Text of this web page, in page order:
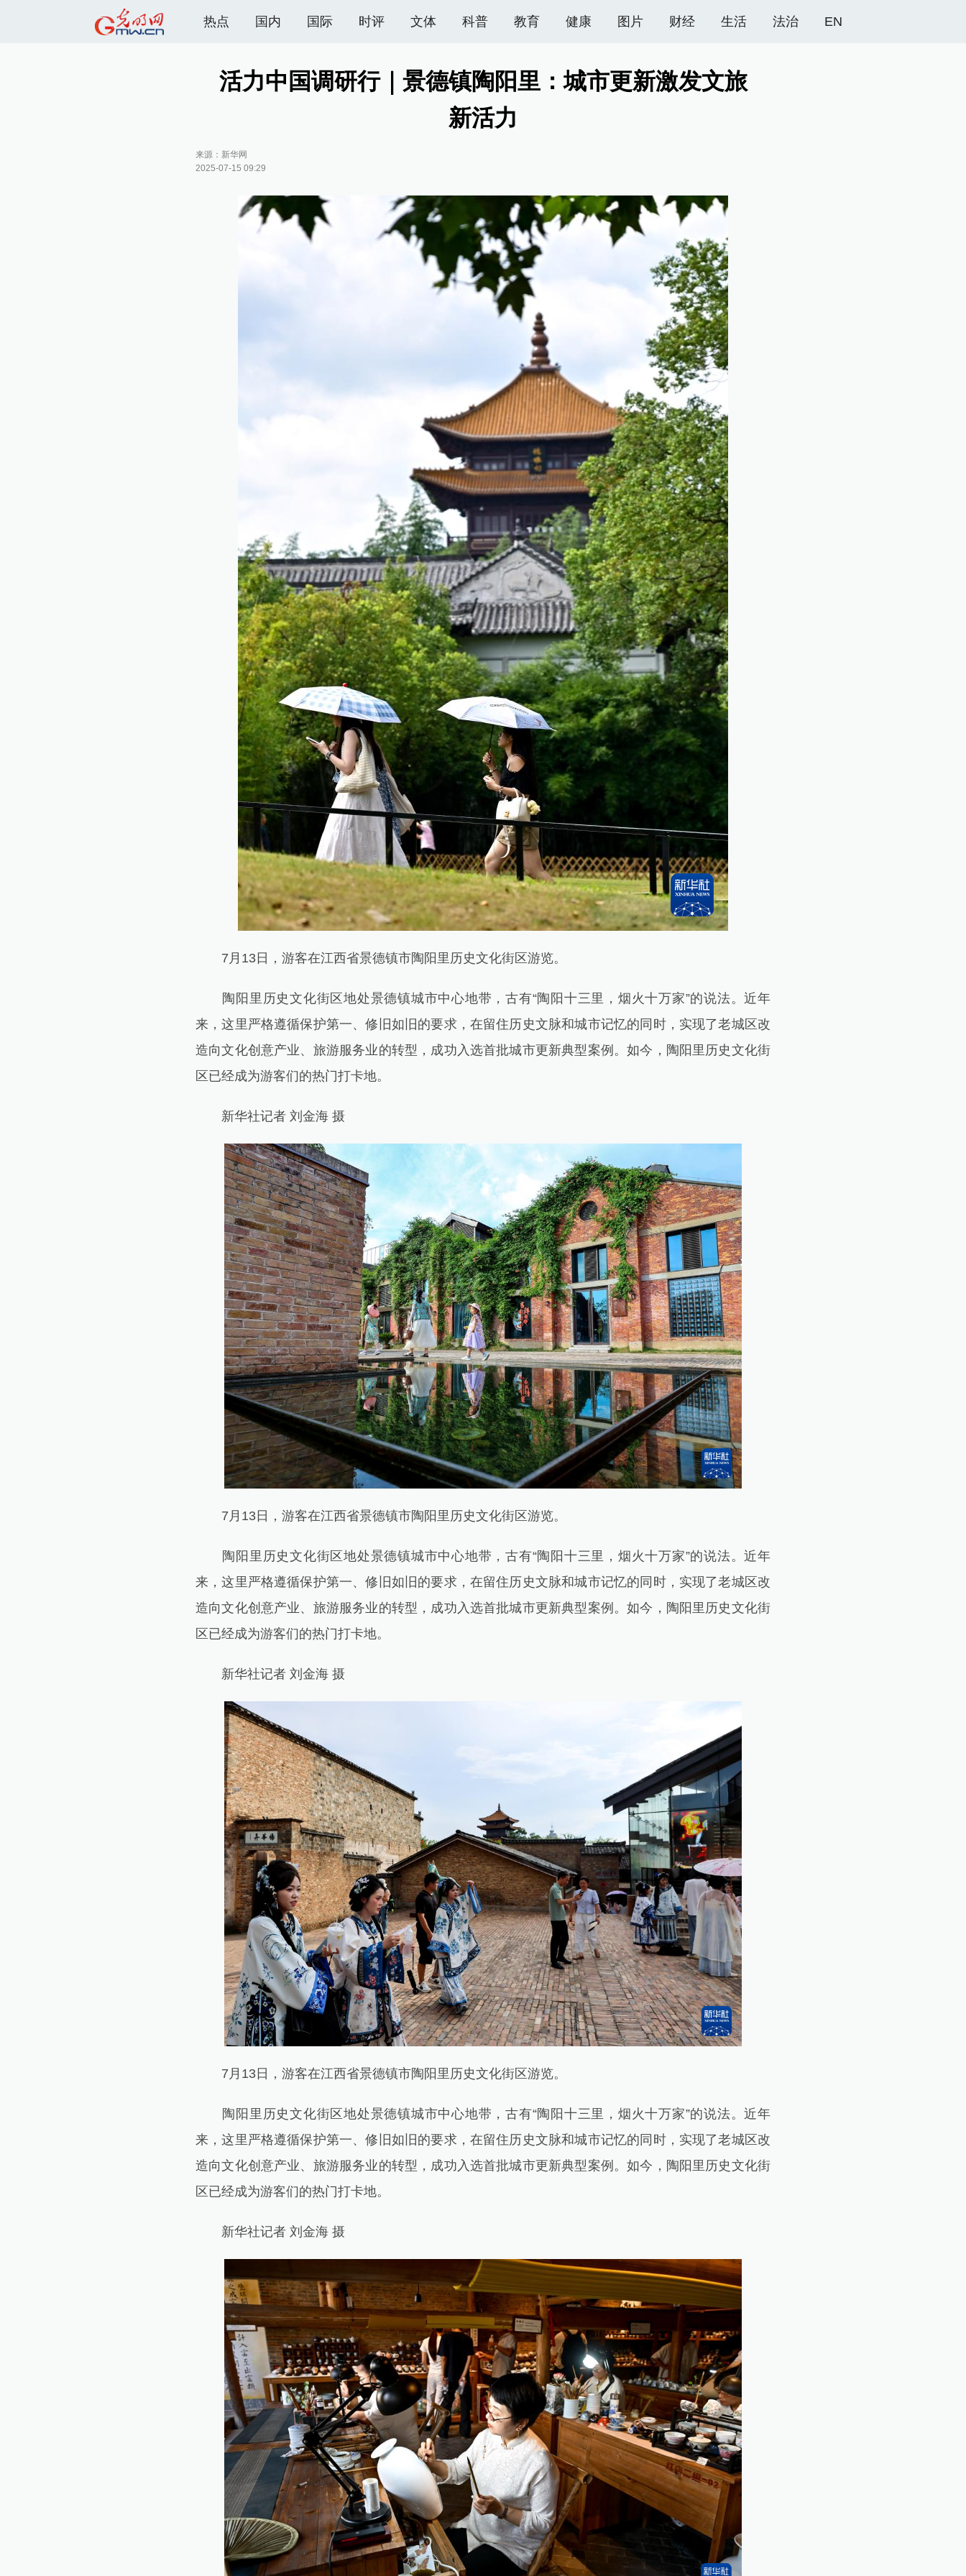
热点 国内 国际 时评 文体 科普 教育 健康 图片 财经 生活 法治 EN
活力中国调研行｜景德镇陶阳里：城市更新激发文旅
新活力
来源： 新华网
2025-07-15 09:29
7月13日，游客在江西省景德镇市陶阳里历史文化街区游览。
陶阳里历史文化街区地处景德镇城市中心地带，古有“陶阳十三里，烟火十万家”的说法。近年
来，这里严格遵循保护第一、修旧如旧的要求，在留住历史文脉和城市记忆的同时，实现了老城区改
造向文化创意产业、旅游服务业的转型，成功入选首批城市更新典型案例。如今，陶阳里历史文化街
区已经成为游客们的热门打卡地。
新华社记者 刘金海 摄
7月13日，游客在江西省景德镇市陶阳里历史文化街区游览。
陶阳里历史文化街区地处景德镇城市中心地带，古有“陶阳十三里，烟火十万家”的说法。近年
来，这里严格遵循保护第一、修旧如旧的要求，在留住历史文脉和城市记忆的同时，实现了老城区改
造向文化创意产业、旅游服务业的转型，成功入选首批城市更新典型案例。如今，陶阳里历史文化街
区已经成为游客们的热门打卡地。
新华社记者 刘金海 摄
7月13日，游客在江西省景德镇市陶阳里历史文化街区游览。
陶阳里历史文化街区地处景德镇城市中心地带，古有“陶阳十三里，烟火十万家”的说法。近年
来，这里严格遵循保护第一、修旧如旧的要求，在留住历史文脉和城市记忆的同时，实现了老城区改
造向文化创意产业、旅游服务业的转型，成功入选首批城市更新典型案例。如今，陶阳里历史文化街
区已经成为游客们的热门打卡地。
新华社记者 刘金海 摄